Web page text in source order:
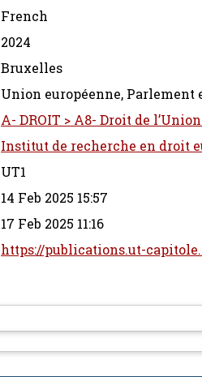
French
2024
Bruxelles
Union européenne, Parlement
A- DROIT > A8- Droit de
Institut de recherche en droit
UT1
14 Feb 2025 15:57
17 Feb 2025 11:16
https://publications.ut-